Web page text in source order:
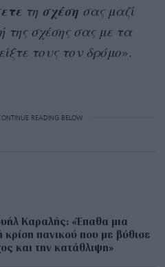
τη σχέση σας μαζί
της σχέσης σας με τα
τους τον δρόμο».
READING BELOW
Καραλής: «Έπαθα μια
κρίση πανικού που με βύθισε
και την κατάθλιψη»